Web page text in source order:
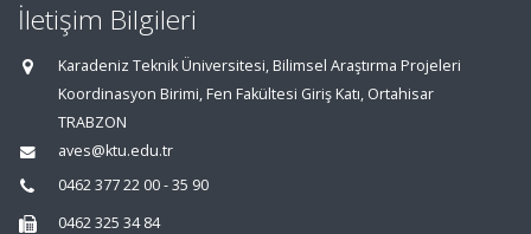
İletişim Bilgileri
Karadeniz Teknik Üniversitesi, Bilimsel Araştırma Projeleri
Koordinasyon Birimi, Fen Fakültesi Giriş Katı, Ortahisar
TRABZON
aves@ktu.edu.tr
0462 377 22 00 - 35 90
0462 325 34 84